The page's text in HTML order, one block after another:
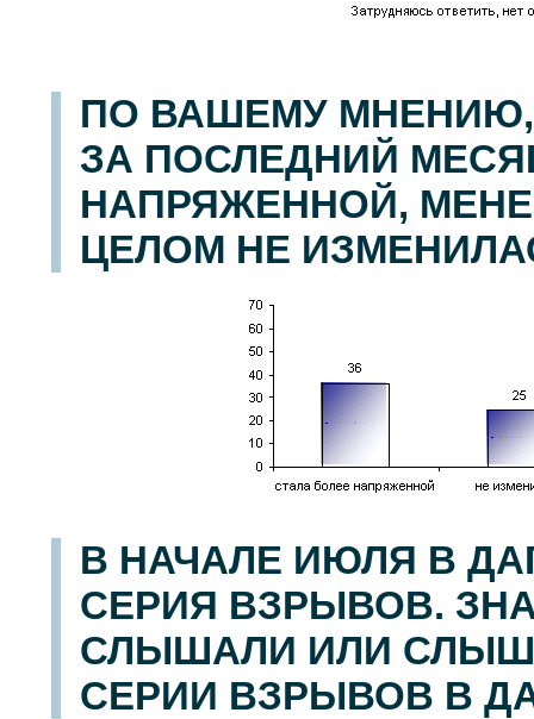
ПО ВАШЕМУ МНЕНИЮ,
ЗА ПОСЛЕДНИЙ
НАПРЯЖЕННОЙ,
ЦЕЛОМ НЕ
В НАЧАЛЕ ИЮЛЯ В
СЕРИЯ ВЗРЫВОВ.
СЛЫШАЛИ ИЛИ
СЕРИИ ВЗРЫВОВ В